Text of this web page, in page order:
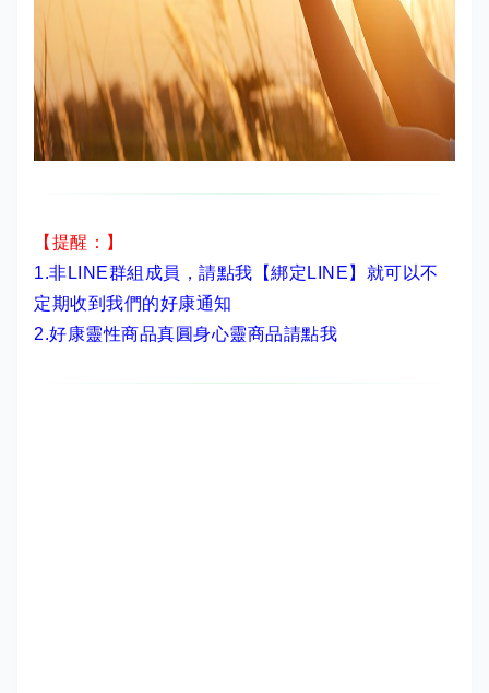
【提醒：】
1.非LINE群組成員， 請點我【綁定LINE】 就可以不
定期收到我們的好康通知
2.好康靈性商品真圓身心靈商品請點我